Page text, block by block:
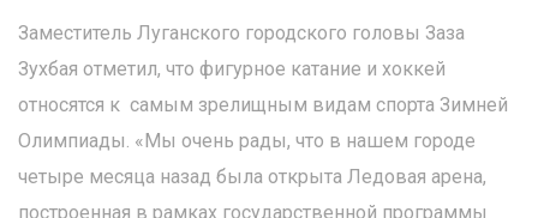
Заместитель Луганского городского головы Заза
Зухбая отметил, что фигурное катание и хоккей
относятся к самым зрелищным видам спорта Зимней
Олимпиады. «Мы очень рады, что в нашем городе
четыре месяца назад была открыта Ледовая арена,
построенная в рамках государственной программы